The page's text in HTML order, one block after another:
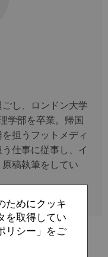
し、ロンドン大学
学部を卒業。帰国
担うフットメディ
仕事に従事し、イ
稿執筆をしてい
ためにクッキ
を取得してい
リシー」をご